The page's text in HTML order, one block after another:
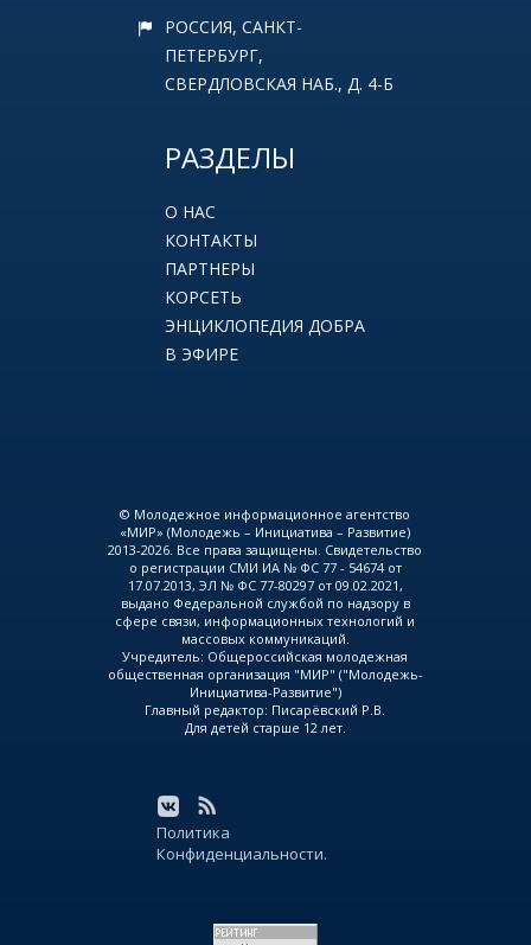
РОССИЯ, САНКТ-
ПЕТЕРБУРГ,
СВЕРДЛОВСКАЯ НАБ., Д. 4-Б
РАЗДЕЛЫ
О НАС
КОНТАКТЫ
ПАРТНЕРЫ
КОРСЕТЬ
ЭНЦИКЛОПЕДИЯ ДОБРА
В ЭФИРЕ
© Молодежное информационное агентство
«МИР» (Молодежь – Инициатива – Развитие)
2013-2026. Все права защищены. Свидетельство
о регистрации СМИ ИА № ФС 77 - 54674 от
17.07.2013, ЭЛ № ФС 77-80297 от 09.02.2021,
выдано Федеральной службой по надзору в
сфере связи, информационных технологий и
массовых коммуникаций.
Учредитель: Общероссийская молодежная
общественная организация "МИР" ("Молодежь-
Инициатива-Развитие")
Главный редактор: Писарёвский Р.В.
Для детей старше 12 лет.
Политика
Конфиденциальности.